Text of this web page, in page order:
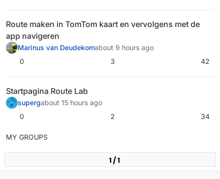
Route maken in TomTom kaart en vervolgens met de
app navigeren
Marinus van Deudekomabout 9 hours ago
0
3 42
Startpagina Route Lab
supergabout 15 hours ago
0
2 34
MY GROUPS
1 / 1